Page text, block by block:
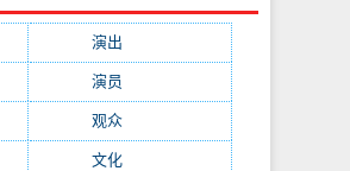
演出
演员
观众(2300)
文化(1664)